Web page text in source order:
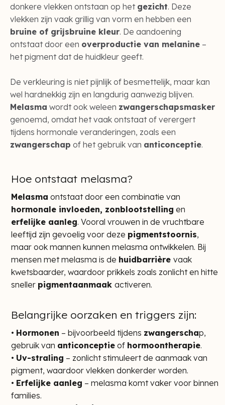
donkere vlekken ontstaan op het gezicht. Deze
vlekken zijn vaak grillig van vorm en hebben een
bruine of grijsbruine kleur. De aandoening
ontstaat door een overproductie van melanine –
het pigment dat de huidkleur geeft.
De verkleuring is niet pijnlijk of besmettelijk, maar kan
wel hardnekkig zijn en langdurig aanwezig blijven.
Melasma wordt ook weleen zwangerschapsmasker
genoemd, omdat het vaak ontstaat of verergert
tijdens hormonale veranderingen, zoals een
zwangerschap of het gebruik van anticonceptie.
Hoe ontstaat melasma?
Melasma ontstaat door een combinatie van
hormonale invloeden, zonblootstelling en
erfelijke aanleg. Vooral vrouwen in de vruchtbare
leeftijd zijn gevoelig voor deze pigmentstoornis,
maar ook mannen kunnen melasma ontwikkelen. Bij
mensen met melasma is de huidbarrière vaak
kwetsbaarder, waardoor prikkels zoals zonlicht en hitte
sneller pigmentaanmaak activeren.
Belangrijke oorzaken en triggers zijn:
• Hormonen – bijvoorbeeld tijdens zwangerschap,
gebruik van anticonceptie of hormoontherapie.
• Uv-straling – zonlicht stimuleert de aanmaak van
pigment, waardoor vlekken donkerder worden.
• Erfelijke aanleg – melasma komt vaker voor binnen
families.